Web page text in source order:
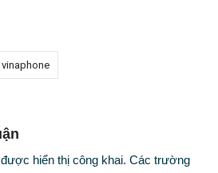
hiển thị công khai. Các trường